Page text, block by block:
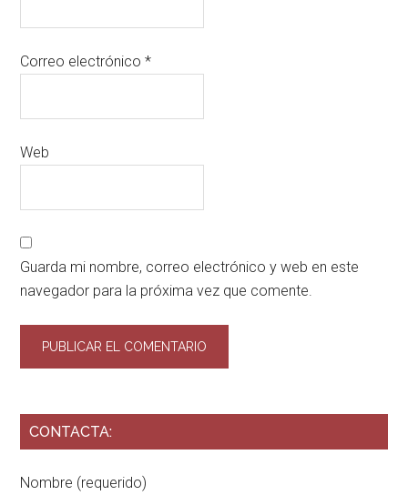
Correo electrónico*
Web
Guarda mi nombre, correo electrónico y web en este
navegador para la próxima vez que comente.
CONTACTA:
Nombre (requerido)